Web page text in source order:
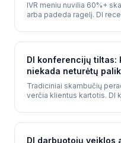
IVR meniu nuvilia 60%+
arba padeda ragelį. DI
poreikį, o DI jį išsprendžia.
DI konferencijų tiltas:
niekada neturėtų
Tradiciniai skambučių
verčia klientus kartotis. DI
vadovus ir fiksuoja
DI darbuotojų veiklos